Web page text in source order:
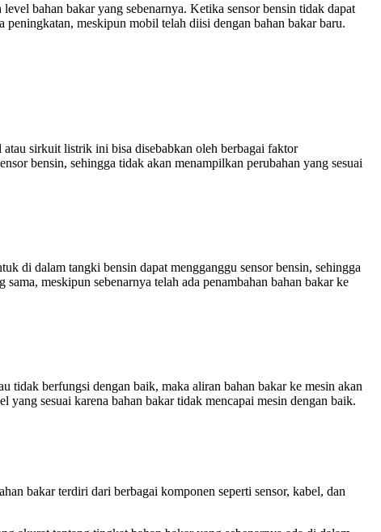
bahan bakar yang sebenarnya. Ketika sensor bensin tidak dapat
meskipun mobil telah diisi dengan bahan bakar baru.
sirkuit listrik ini bisa disebabkan oleh berbagai faktor
bensin, sehingga tidak akan menampilkan perubahan yang sesuai
di dalam tangki bensin dapat mengganggu sensor bensin, sehingga
meskipun sebenarnya telah ada penambahan bahan bakar ke
tidak berfungsi dengan baik, maka aliran bahan bakar ke mesin akan
sesuai karena bahan bakar tidak mencapai mesin dengan baik.
bakar terdiri dari berbagai komponen seperti sensor, kabel, dan